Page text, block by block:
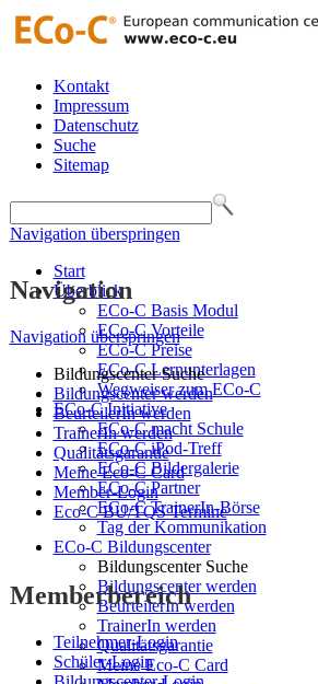
Kontakt
Impressum
Datenschutz
Suche
Sitemap
Navigation überspringen
Start
Überblick
ECo-C Basis Modul
ECo-C Vorteile
ECo-C Preise
ECo-C Lernunterlagen
Wegweiser zum ECo-C
ECo-C Initiative
ECo-C macht Schule
ECo-C iPod-Treff
ECo-C Bildergalerie
ECo-C Partner
ECo-C TrainerIn-Börse
Tag der Kommunikation
ECo-C Bildungscenter
Bildungscenter Suche
Bildungscenter werden
BeurteilerIn werden
TrainerIn werden
Qualitätsgarantie
Meine Eco-C Card
Navigation
Navigation überspringen
Bildungscenter Suche
Bildungscenter werden
BeurteilerIn werden
TrainerIn werden
Qualitätsgarantie
Meine Eco-C Card
Member-Login
Eco-C BU/TQS Termine
Memberbereich
Teilnehmer-Login
Schüler-Login